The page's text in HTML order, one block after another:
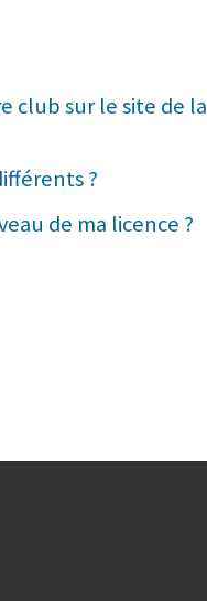
club sur le site de la
?
de ma licence ?